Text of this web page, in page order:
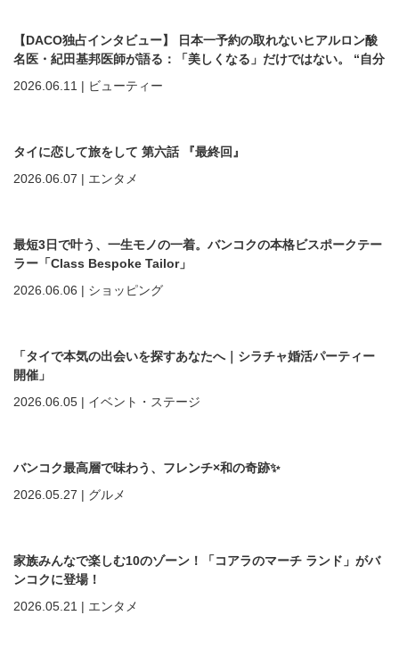
【DACO独占インタビュー】 日本一予約の取れないヒアルロン酸
名医・紀田基邦医師が語る：「美しくなる」だけではない。 “自分
を好きになる”ための美容医療
2026.06.11 | ビューティー
タイに恋して旅をして 第六話 『最終回』
2026.06.07 | エンタメ
最短3日で叶う、一生モノの一着。バンコクの本格ビスポークテー
ラー「Class Bespoke Tailor」
2026.06.06 | ショッピング
「タイで本気の出会いを探すあなたへ｜シラチャ婚活パーティー
開催」
2026.06.05 | イベント・ステージ
バンコク最高層で味わう、フレンチ×和の奇跡✨
2026.05.27 | グルメ
家族みんなで楽しむ10のゾーン！「コアラのマーチ ランド」がバ
ンコクに登場！
2026.05.21 | エンタメ